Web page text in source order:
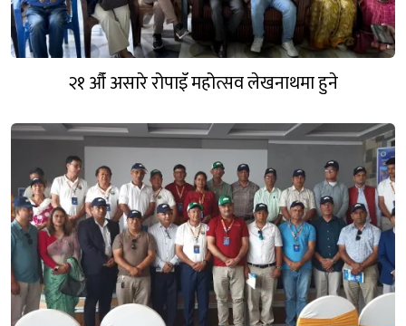
२१ औँ असारे रोपाइँ महोत्सव लेखनाथमा हुने